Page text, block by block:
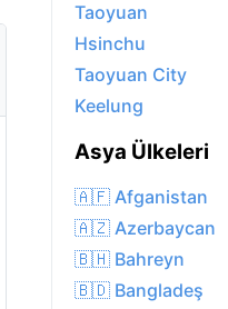
Taoyuan
Hsinchu
Taoyuan City
Keelung
Asya Ülkeleri
🇦🇫 Afganistan
🇦🇿 Azerbaycan
🇧🇭 Bahreyn
🇧🇩 Bangladeş